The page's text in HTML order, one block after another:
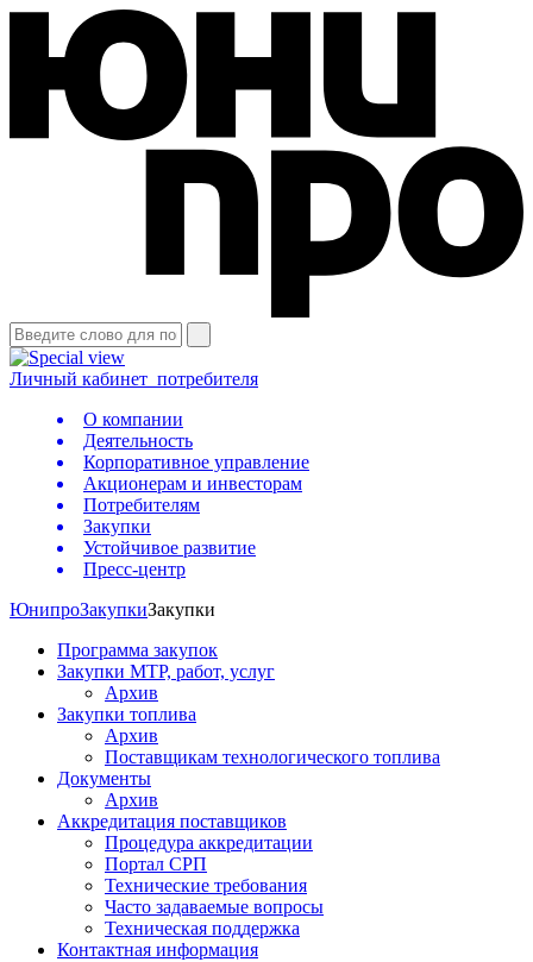
Личный кабинет потребителя
О компании
Деятельность
Корпоративное управление
Акционерам и инвесторам
Потребителям
Закупки
Устойчивое развитие
Пресс-центр
ЮнипроЗакупкиЗакупки
Программа закупок
Закупки МТР, работ, услуг
Архив
Закупки топлива
Архив
Поставщикам технологического топлива
Документы
Архив
Аккредитация поставщиков
Процедура аккредитации
Портал СРП
Технические требования
Часто задаваемые вопросы
Техническая поддержка
Контактная информация